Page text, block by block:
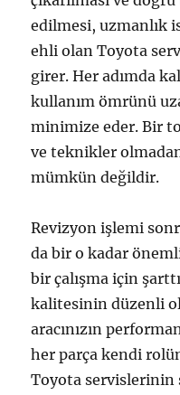
edilmesi, uzmanlık
ehli olan Toyota
girer. Her adımda
kullanım ömrünü
minimize eder. Bir
ve teknikler
mümkün değildir.
Revizyon işlemi
da bir o kadar
bir çalışma için
kalitesinin düzenli
aracınızın
her parça kendi
Toyota servislerinin